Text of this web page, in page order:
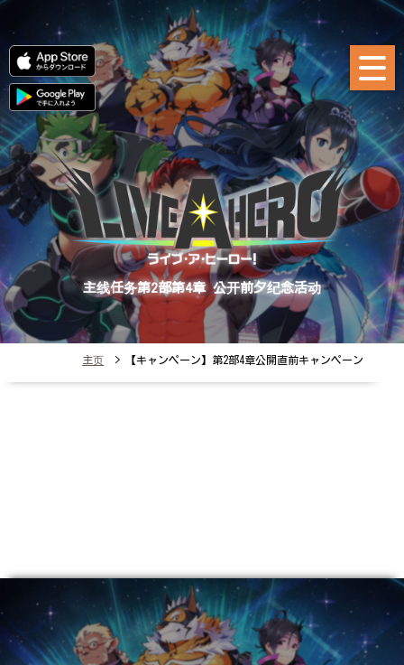
主线任务第2部第4章 公开前夕纪念活动
主页 > 【キャンペーン】第2部4章公開直前キャンペーン